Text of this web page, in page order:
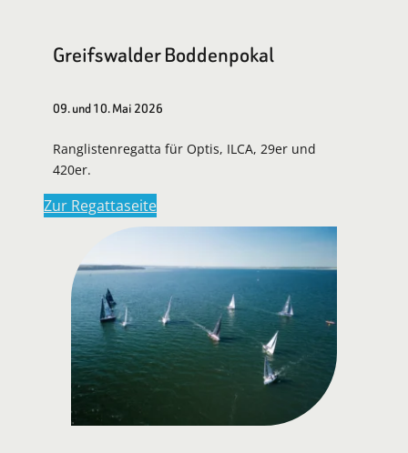
Greifswalder Boddenpokal
09. und 10. Mai 2026
Ranglistenregatta für Optis, ILCA, 29er und
420er.
Zur Regattaseite